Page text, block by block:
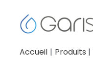
Accueil Produits